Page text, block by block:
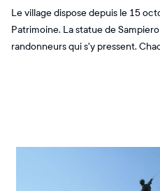
Le village dispose depuis le 15
Patrimoine. La statue de
randonneurs qui s'y pressent.